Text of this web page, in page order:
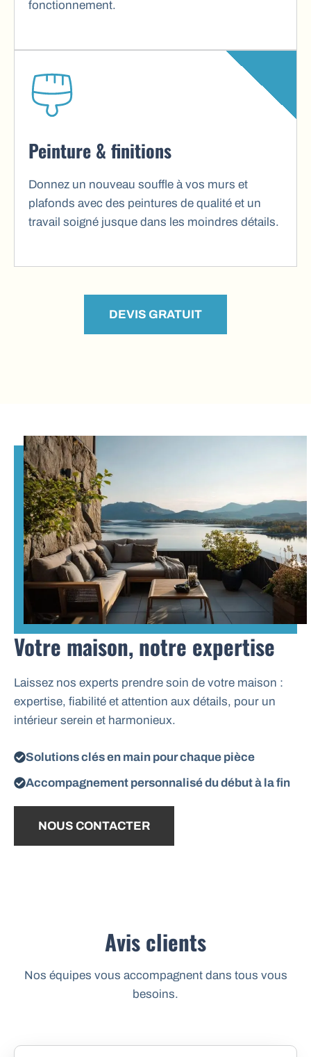
fonctionnement.
Peinture & finitions
Donnez un nouveau souffle à vos murs et
plafonds avec des peintures de qualité et un
travail soigné jusque dans les moindres détails.
DEVIS GRATUIT
Votre maison, notre expertise
Laissez nos experts prendre soin de votre maison :
expertise, fiabilité et attention aux détails, pour un
intérieur serein et harmonieux.
Solutions clés en main pour chaque pièce
Accompagnement personnalisé du début à la fin
NOUS CONTACTER
Avis clients
Nos équipes vous accompagnent dans tous vous
besoins.